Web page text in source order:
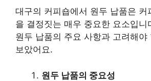
대구의 커피숍에서 원두 납품은 커
을 결정짓는 매우 중요한 요소입니
원두 납품의 주요 사항과 고려해야
보았어요.
원두 납품의 중요성